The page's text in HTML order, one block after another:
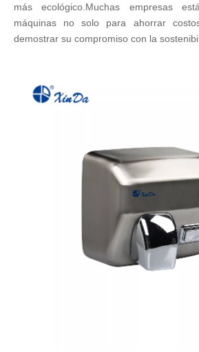
más ecológico.Muchas empresas
máquinas no solo para ahorrar
demostrar su compromiso con la